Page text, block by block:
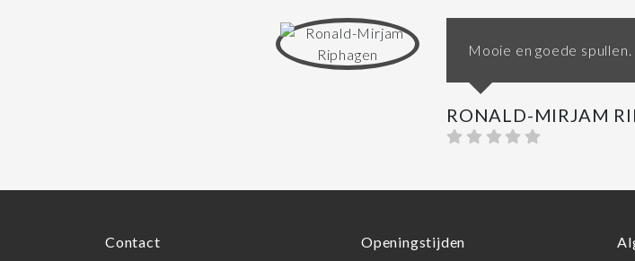
Mooie en goede
RONALD-MIRJAM
Contact Openingstijden